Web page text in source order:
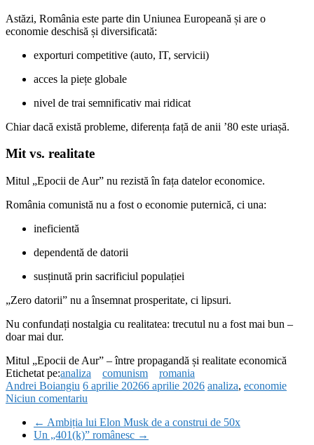
Astăzi, România este parte din Uniunea Europeană și are o
economie deschisă și diversificată:
exporturi competitive (auto, IT, servicii)
acces la piețe globale
nivel de trai semnificativ mai ridicat
Chiar dacă există probleme, diferența față de anii ’80 este uriașă.
Mit vs. realitate
Mitul „Epocii de Aur” nu rezistă în fața datelor economice.
România comunistă nu a fost o economie puternică, ci una:
ineficientă
dependentă de datorii
susținută prin sacrificiul populației
„Zero datorii” nu a însemnat prosperitate, ci lipsuri.
Nu confundați nostalgia cu realitatea: trecutul nu a fost mai bun –
doar mai dur.
Mitul „Epocii de Aur” – între propagandă și realitate economică
Etichetat pe:analiza comunism
romania
Andrei Boiangiu 6 aprilie 20266 aprilie 2026 analiza, economie
Niciun comentariu
← Ambiția lui Elon Musk de a construi de 50x
Un „401(k)” românesc →